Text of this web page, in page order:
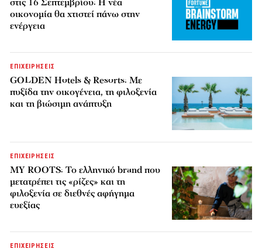
οικονομία θα χτιστεί πάνω στην
ενέργεια
ΕΠΙΧΕΙΡΗΣΕΙΣ
GOLDEN Hotels & Resorts: Με
πυξίδα την οικογένεια, τη φιλοξενία
και τη βιώσιμη ανάπτυξη
ΕΠΙΧΕΙΡΗΣΕΙΣ
MY ROOTS: Το ελληνικό brand που
μετατρέπει τις «ρίζες» και τη
φιλοξενία σε διεθνές αφήγημα
ευεξίας
ΕΠΙΧΕΙΡΗΣΕΙΣ